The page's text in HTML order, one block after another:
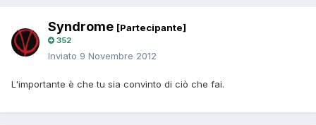
Syndrome [Partecipante]
352
Inviato 9 Novembre 2012
L'importante è che tu sia convinto di ciò che fai.